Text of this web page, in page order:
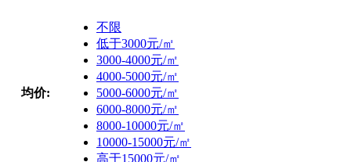
均价:
不限
低于3000元/㎡
3000-4000元/㎡
4000-5000元/㎡
5000-6000元/㎡
6000-8000元/㎡
8000-10000元/㎡
10000-15000元/㎡
高于15000元/㎡